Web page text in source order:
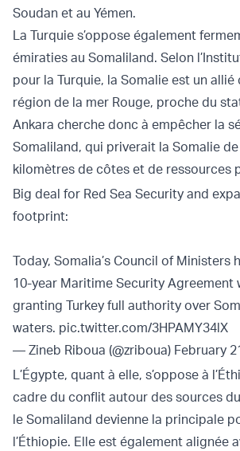
Soudan et au Yémen.
La Turquie s’oppose également
émiraties au Somaliland. Selon
pour la Turquie, la Somalie est un allié
région de la mer Rouge, proche du
Ankara cherche donc à empêcher la
Somaliland, qui priverait la Somalie
kilomètres de côtes et de ressources
Big deal for Red Sea Security and
footprint:
Today, Somalia’s Council of Ministers
10-year Maritime Security Agreement
granting Turkey full authority over
waters. pic.twitter.com/3HPAMY34lX
— Zineb Riboua (@zriboua) February
L’Égypte, quant à elle, s’oppose à
cadre du conflit autour des sources
le Somaliland devienne la principale
l’Éthiopie. Elle est également alignée